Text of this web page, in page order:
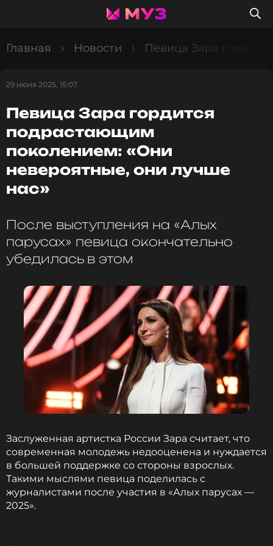
Главная Новости Певица Зара
29 июня 2025, 15:07
Певица Зара гордится
подрастающим
поколением: «Они
невероятные, они лучше
нас»
После выступления на «Алых
парусах» певица окончательно
убедилась в этом
Заслуженная артистка России Зара считает, что
современная молодежь недооценена и нуждается
в большей поддержке со стороны взрослых.
Такими мыслями певица поделилась с
журналистами после участия в «Алых парусах —
2025».